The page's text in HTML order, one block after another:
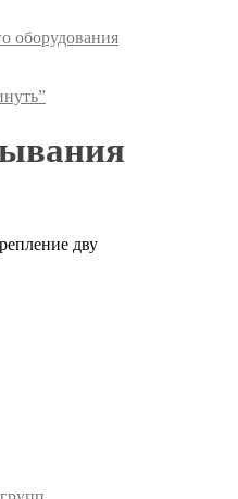
оборудования
дву